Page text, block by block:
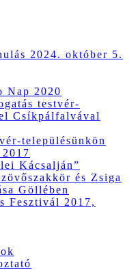
2024. október 5.
Nap 2020
testvér-
Csíkpálfalvával
településünkön
Kácsalján”
és Zsiga
Göllében
Fesztivál 2017,